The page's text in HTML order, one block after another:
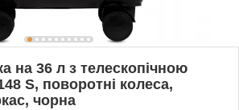
на 36 л з телескопічною
S, поворотні колеса,
чорна